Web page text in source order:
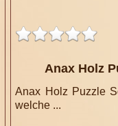
Anax Holz
Anax Holz Puzzle
welche ...